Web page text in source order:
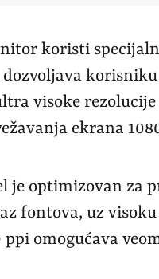
koristi
visoke
ekrana
je optimizovan za
fontova, uz
ppi omogućava